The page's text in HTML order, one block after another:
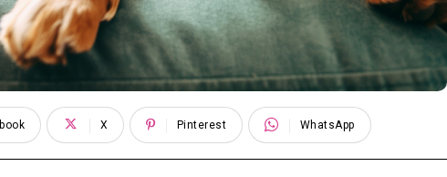
X Pinterest WhatsApp